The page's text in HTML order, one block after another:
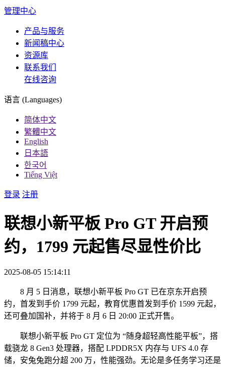
管理中心
产品与服务
新闻稿中心
资源库
联系我们
在线咨询
语言 (Languages)
简体中文
繁體中文
English
日本語
한국어
Tiếng Việt
登录 注册
联想小新平板 Pro GT 开启预
约，1799 元起售尽显性价比
2025-08-05 15:14:11
8 月 5 日消息，联想小新平板 Pro GT 已在京东开启预
约，首发到手价 1799 元起，教育优惠首发到手价 1599 元起，
还可叠加国补，并将于 8 月 6 日 20:00 正式开售。
联想小新平板 Pro GT 定位为 “随身超轻高性能平板”，搭
载骁龙 8 Gen3 处理器，搭配 LPDDR5X 内存与 UFS 4.0 存
储，安兔兔跑分超 200 万，性能强劲。无论是多任务学习还是